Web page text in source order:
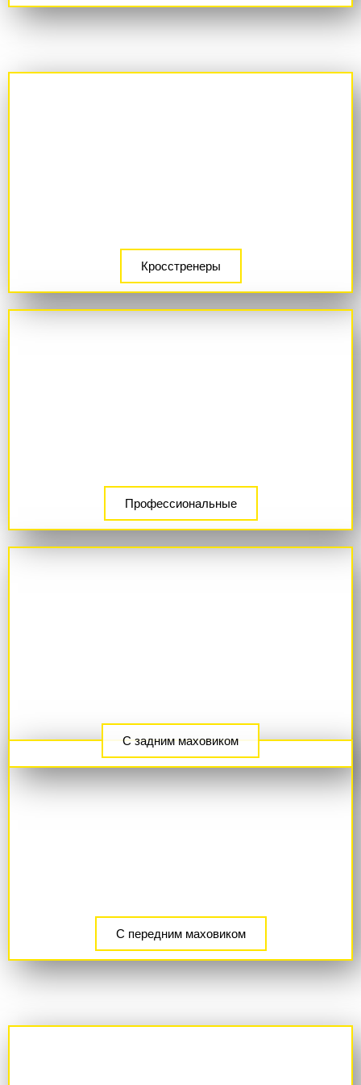
Кросстренеры
Профессиональные
С задним маховиком
С передним маховиком